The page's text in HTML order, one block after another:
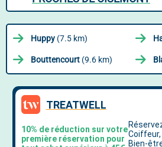
Huppy (7.5 km)
Bouttencourt (9.6 km)